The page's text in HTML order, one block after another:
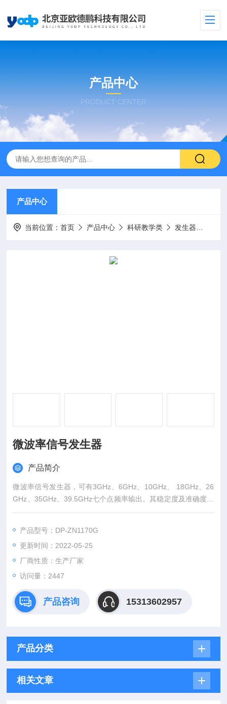
产品中心
PRODUCT CENTER
产品中心
当前位置：首页 产品中心 科研教学类 发生器
微波率信号发生器
产品简介
微波率信号发生器，可有3GHz、6GHz、10GHz、 18GHz、26
GHz、35GHz、39.5GHz七个点频率输出。其稳定度及准确度，
相位噪声低。体积小，重量轻，操作携带均方便。配合我所研制
能测试。
产品型号：DP-ZN1170G
更新时间：2022-05-25
厂商性质：生产厂家
访问量：2447
产品咨询 15313602957
产品分类
相关文章